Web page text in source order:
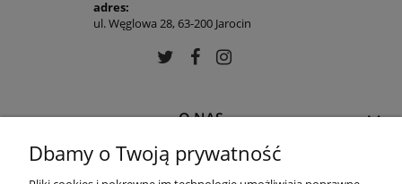
adres:
ul. Węglowa 28, 63-200 Jarocin
O NAS
MOJE KONTO
Dbamy o Twoją prywatność